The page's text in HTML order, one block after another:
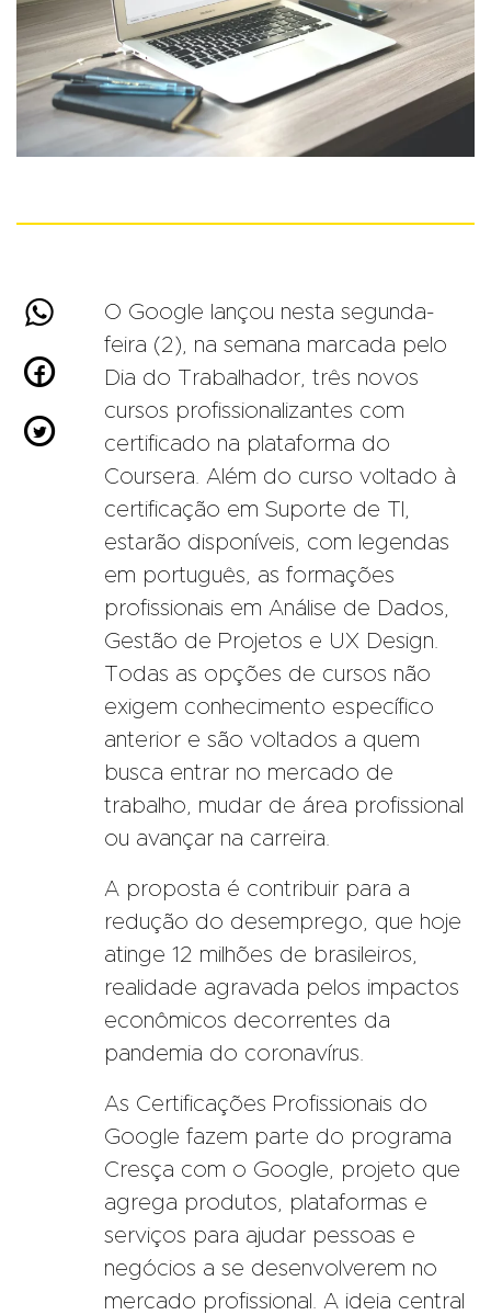



O Google lançou nesta segunda-
feira (2), na semana marcada pelo
Dia do Trabalhador, três novos
cursos profissionalizantes com
certificado na plataforma do
Coursera. Além do curso voltado à
certificação em Suporte de TI,
estarão disponíveis, com legendas
em português, as formações
profissionais em Análise de Dados,
Gestão de Projetos e UX Design.
Todas as opções de cursos não
exigem conhecimento específico
anterior e são voltados a quem
busca entrar no mercado de
trabalho, mudar de área profissional
ou avançar na carreira.
A proposta é contribuir para a
redução do desemprego, que hoje
atinge 12 milhões de brasileiros,
realidade agravada pelos impactos
econômicos decorrentes da
pandemia do coronavírus.
As Certificações Profissionais do
Google fazem parte do programa
Cresça com o Google, projeto que
agrega produtos, plataformas e
serviços para ajudar pessoas e
negócios a se desenvolverem no
mercado profissional. A ideia central